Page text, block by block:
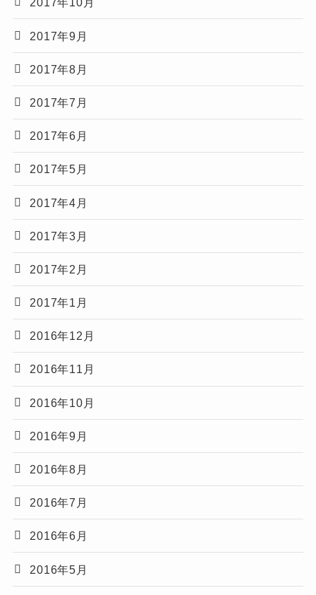
2017年9月
2017年8月
2017年7月
2017年6月
2017年5月
2017年4月
2017年3月
2017年2月
2017年1月
2016年12月
2016年11月
2016年10月
2016年9月
2016年8月
2016年7月
2016年6月
2016年5月